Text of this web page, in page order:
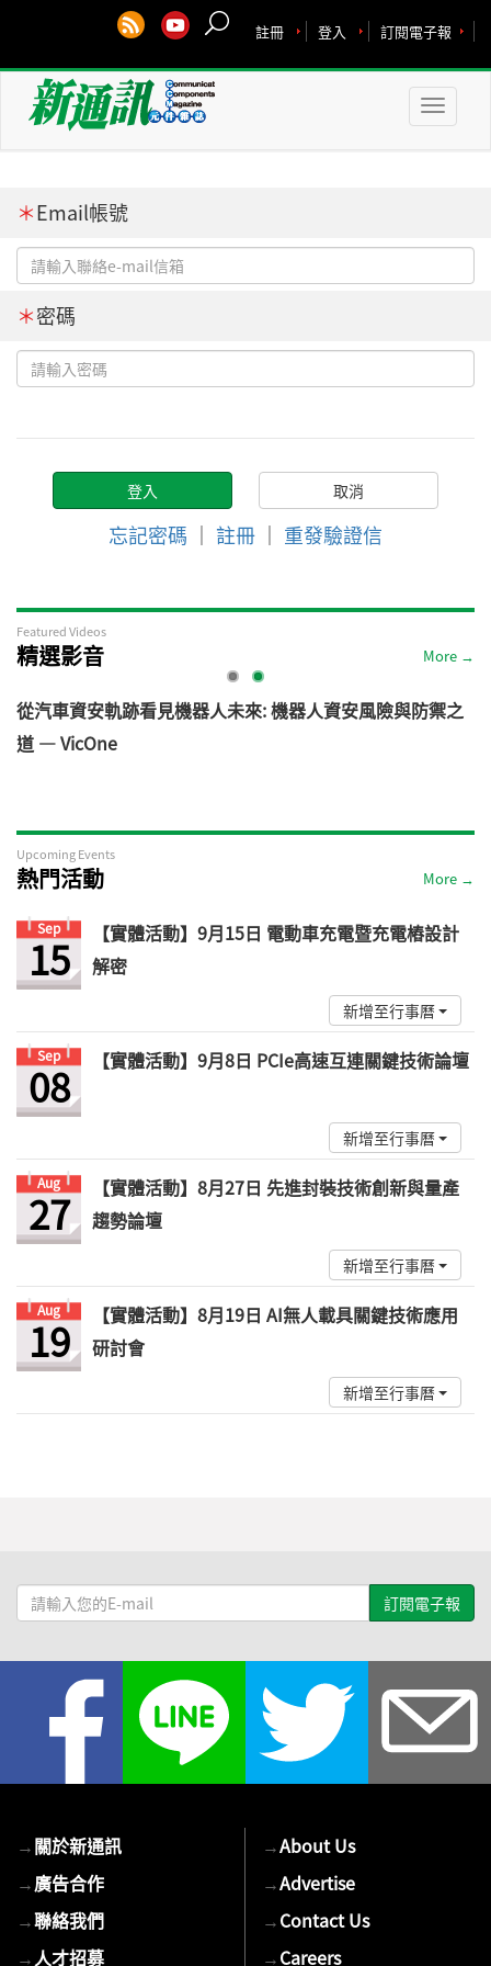
訂閱電子報
登入
註冊
Toggle
＊Email帳號
＊密碼
忘記密碼 ｜ 註冊 ｜ 重發驗證信
Featured Videos
精選影音 More →
從汽車資安軌跡看見機器人未來: 機器人資安風險與防禦之
道 — VicOne
Upcoming Events
熱門活動 More →
Sep
15
【實體活動】9月15日 電動車充電暨充電樁設計
解密
新增至行事曆
Sep
08 【實體活動】9月8日 PCIe高速互連關鍵技術論壇
新增至行事曆
Aug
27
【實體活動】8月27日 先進封裝技術創新與量產
趨勢論壇
新增至行事曆
Aug
19
【實體活動】8月19日 AI無人載具關鍵技術應用
研討會
新增至行事曆
請
輸
→關於新通訊
→廣告合作
→聯絡我們
→人才招募
→About Us
→Advertise
→Contact Us
→Careers